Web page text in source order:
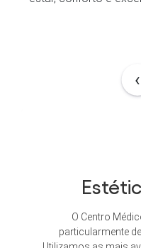
Cirurgia
As deformidades
‹